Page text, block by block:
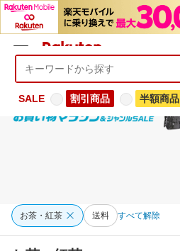
ようこそ 楽天市場へ ログイン
SALE 割引商品 半額商品
お茶・紅茶 送料 すべて解除